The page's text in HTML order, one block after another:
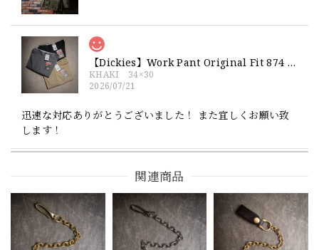
【Dickies】Work Pant Original Fit 874 新品 ディッキーズ オリジナルフィット ワークパンツ
KHAKI 34×30
2026/07/21
迅速な対応ありがとうございました！ また宜しくお願い致
します！
SPO
2026/07/18
交換商品受け取りました 速い発送ありがとうございました
関連商品